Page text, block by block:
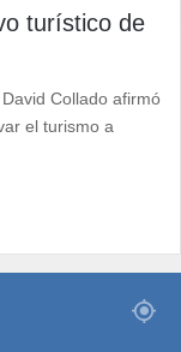
turístico de
Collado afirmó
el turismo a